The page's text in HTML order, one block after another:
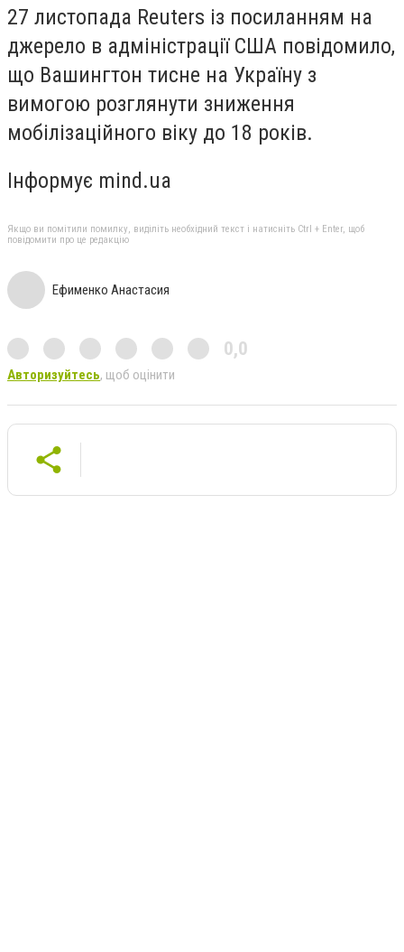
27 листопада Reuters із посиланням на
джерело в адміністрації США повідомило,
що Вашингтон тисне на Україну з
вимогою розглянути зниження
мобілізаційного віку до 18 років.
Інформує mind.ua
Якщо ви помітили помилку, виділіть необхідний текст і натисніть Ctrl + Enter, щоб
повідомити про це редакцію
Ефименко Анастасия
0,0
Авторизуйтесь, щоб оцінити